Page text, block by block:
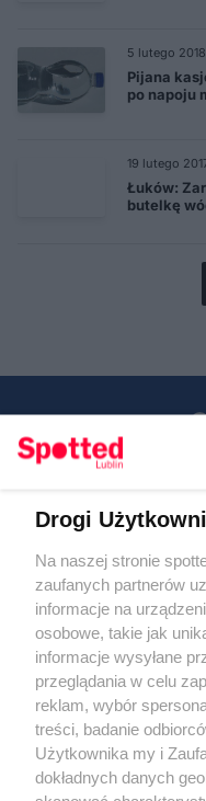
5 lutego 2018
Pijana
po napoju
19 lutego
Łuków:
butelkę
KATEGORIE
OGŁOSZENIA
WYDARZENIA
Regulamin
Polityka
RODO
Warunki
Drogi
Na naszej stronie
zaufanych partnerów
informacje na
osobowe, takie jak
informacje wysyłane
przeglądania w celu
reklam, wybór
treści, badanie
Użytkownika my i
dokładnych danych